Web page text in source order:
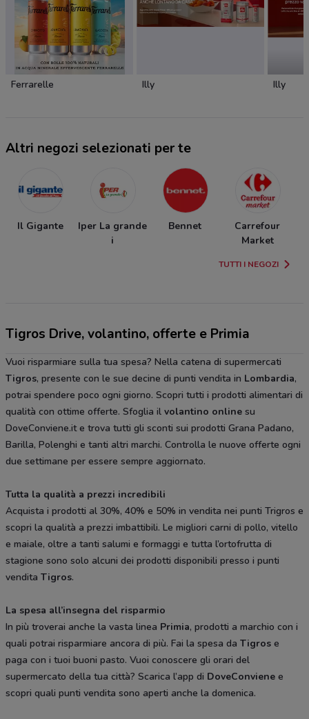
Ferrarelle Illy Illy
Altri negozi selezionati per te
Il Gigante
Iper La grande
i
Bennet
Carrefour
Market
TUTTI I NEGOZI
Tigros Drive, volantino, offerte e Primia
Vuoi risparmiare sulla tua spesa? Nella catena di supermercati
Tigros, presente con le sue decine di punti vendita in Lombardia,
potrai spendere poco ogni giorno. Scopri tutti i prodotti alimentari di
qualità con ottime offerte. Sfoglia il volantino online su
DoveConviene.it e trova tutti gli sconti sui prodotti Grana Padano,
Barilla, Polenghi e tanti altri marchi. Controlla le nuove offerte ogni
due settimane per essere sempre aggiornato.
Tutta la qualità a prezzi incredibili
Acquista i prodotti al 30%, 40% e 50% in vendita nei punti Trigros e
scopri la qualità a prezzi imbattibili. Le migliori carni di pollo, vitello
e maiale, oltre a tanti salumi e formaggi e tutta l’ortofrutta di
stagione sono solo alcuni dei prodotti disponibili presso i punti
vendita Tigros.
La spesa all’insegna del risparmio
In più troverai anche la vasta linea Primia, prodotti a marchio con i
quali potrai risparmiare ancora di più. Fai la spesa da Tigros e
paga con i tuoi buoni pasto. Vuoi conoscere gli orari del
supermercato della tua città? Scarica l’app di DoveConviene e
scopri quali punti vendita sono aperti anche la domenica.